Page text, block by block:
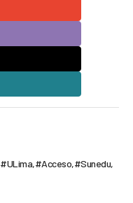
#ULima #Acceso #Sunedu